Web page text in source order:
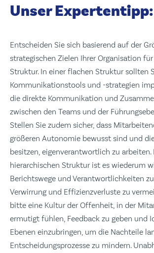
Unser Expertentipp:
Entscheiden Sie sich basierend auf der
strategischen Zielen Ihrer Organisation
Struktur. In einer flachen Struktur sollten
Kommunikationstools und -strategien
die direkte Kommunikation und
zwischen den Teams und der
Stellen Sie zudem sicher, dass
größeren Autonomie bewusst sind und
besitzen, eigenverantwortlich zu arbeiten.
hierarchischen Struktur ist es wiederum
Berichtswege und Verantwortlichkeiten
Verwirrung und Effizienzverluste zu
bitte eine Kultur der Offenheit, in der
ermutigt fühlen, Feedback zu geben und
Ebenen einzubringen, um die Nachteile
Entscheidungsprozesse zu mindern.